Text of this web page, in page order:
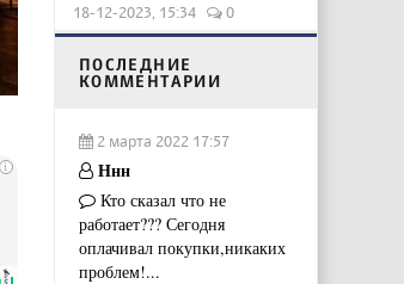
i
18-12-2023, 15:34 0
ПОСЛЕДНИЕ
КОММЕНТАРИИ
2 марта 2022 17:57
Ннн
Кто сказал что не
работает??? Сегодня
оплачивал покупки,никаких
проблем!...